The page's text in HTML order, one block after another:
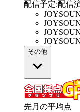
配信予定:配信
その他
先月の平均点